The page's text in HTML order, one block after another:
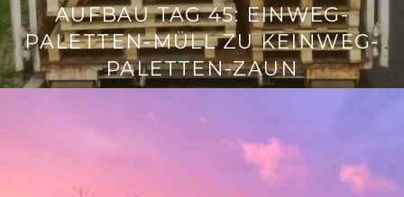
AUFBAU TAG 45: EINWEG-
PALETTEN-MÜLL ZU KEINWEG-
PALETTEN-ZAUN